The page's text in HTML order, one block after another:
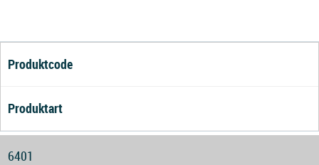
Produktcode
Produktart
6401